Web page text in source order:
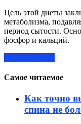
Цель этой диеты
метаболизма,
период сытости.
фосфор и кальций.
Самое читаемое
Как точно
спина не